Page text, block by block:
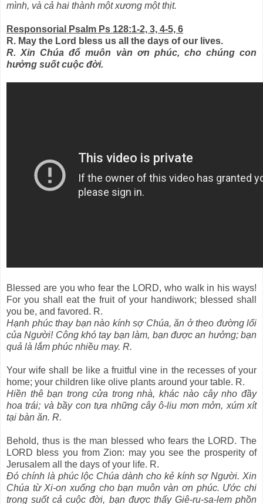
mình, và cả hai thành một xương một thịt.
Responsorial Psalm Ps 128:1-2, 3, 4-5, 6
R. May the Lord bless us all the days of our lives.
R. Xin Chúa đổ muôn vàn ơn phúc, cho chúng con
hưởng suốt cuộc đời.
Blessed are you who fear the LORD, who walk in his ways!
For you shall eat the fruit of your handiwork; blessed shall
you be, and favored. R.
Hạnh phúc thay bạn nào kính sợ Chúa, ăn ở theo đường lối
của Người! Công khó tay bạn làm, bạn được an hưởng; bạn
quả là lắm phúc nhiều may. R.
Your wife shall be like a fruitful vine in the recesses of your
home; your children like olive plants around your table. R.
Hiền thê bạn trong cửa trong nhà, khác nào cây nho đầy
hoa trái; và bầy con tựa những cây ô-liu mơn mởn, xúm xít
tại bàn ăn. R.
Behold, thus is the man blessed who fears the LORD. The
LORD bless you from Zion: may you see the prosperity of
Jerusalem all the days of your life. R.
Đó chính là phúc lộc Chúa dành cho kẻ kính sợ Người. Xin
Chúa từ Xi-on xuống cho bạn muôn vàn ơn phúc. Ước chi
trong suốt cả cuộc đời, bạn được thấy Giê-ru-sa-lem phồn